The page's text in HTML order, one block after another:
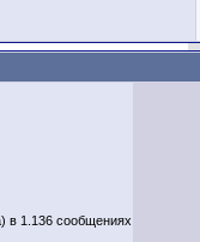
в 1.136 сообщениях